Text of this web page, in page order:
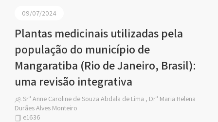
09/07/2024
Plantas medicinais utilizadas pela
população do município de
Mangaratiba (Rio de Janeiro, Brasil):
uma revisão integrativa
Srª Anne Caroline de Souza Abdala de Lima , Drª Maria Helena
Durães Alves Monteiro
e1636